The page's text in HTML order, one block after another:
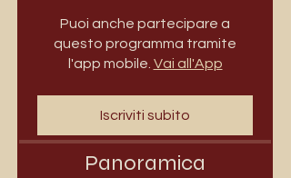
Puoi anche partecipare a
questo programma tramite
l'app mobile. Vai all'App
Iscriviti subito
Panoramica